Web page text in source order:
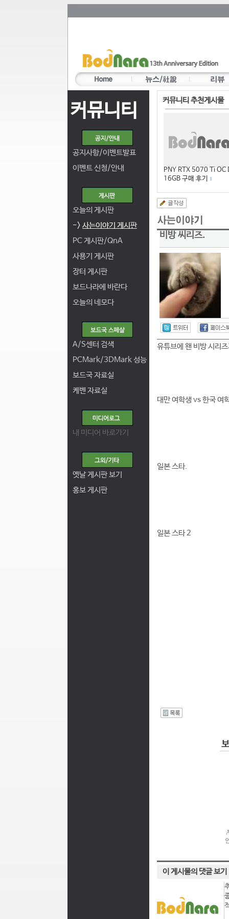
커뮤니티
공지사항/이벤트발표
이벤트 신청/안내
오늘의 게시판
-> 사는이야기 게시판
PC 게시판/QnA
사용기 게시판
장터 게시판
보드나라에 바란다
오늘의 네모다
A/S센터 검색
PCMark/3DMark 성능
보드국 자료실
케벤 자료실
내 미디어 바로가기
옛날 게시판 보기
홍보 게시판
커뮤니티 추천게시물
PNY RTX 5070 Ti OC
16GB 구매 후기
1
비방 씨리즈.
유튜브에 왠 비방 시리
대만 여학생 vs 한국 여
일본 스타.
일본 스타 2
이 게시물의 댓글 보기